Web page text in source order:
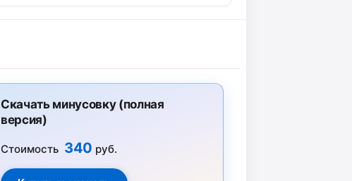
Скачать минусовку (полная
версия)
Стоимость 340 руб.